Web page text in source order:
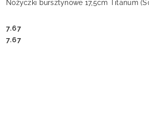
Nożyczki bursztynowe 17,5cm Titanum
Cena:
7.67
Cena:
7.67